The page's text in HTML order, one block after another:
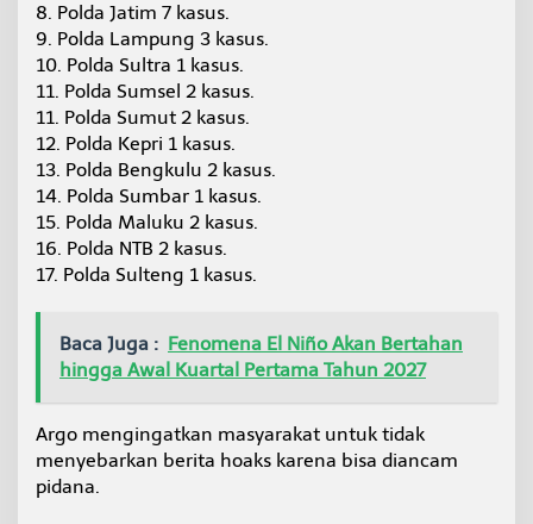
8. Polda Jatim 7 kasus.
9. Polda Lampung 3 kasus.
10. Polda Sultra 1 kasus.
11. Polda Sumsel 2 kasus.
11. Polda Sumut 2 kasus.
12. Polda Kepri 1 kasus.
13. Polda Bengkulu 2 kasus.
14. Polda Sumbar 1 kasus.
15. Polda Maluku 2 kasus.
16. Polda NTB 2 kasus.
17. Polda Sulteng 1 kasus.
Baca Juga : Fenomena El Niño Akan Bertahan
hingga Awal Kuartal Pertama Tahun 2027
Argo mengingatkan masyarakat untuk tidak
menyebarkan berita hoaks karena bisa diancam
pidana.